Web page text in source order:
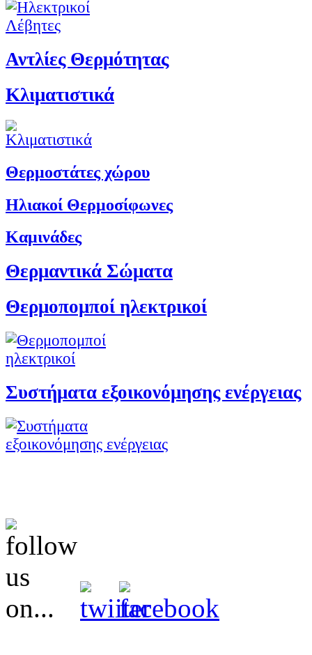
Αντλίες Θερμότητας
Κλιματιστικά
Θερμοστάτες χώρου
Ηλιακοί Θερμοσίφωνες
Καμινάδες
Θερμαντικά Σώματα
Θερμοπομποί ηλεκτρικοί
Συστήματα εξοικονόμησης ενέργειας